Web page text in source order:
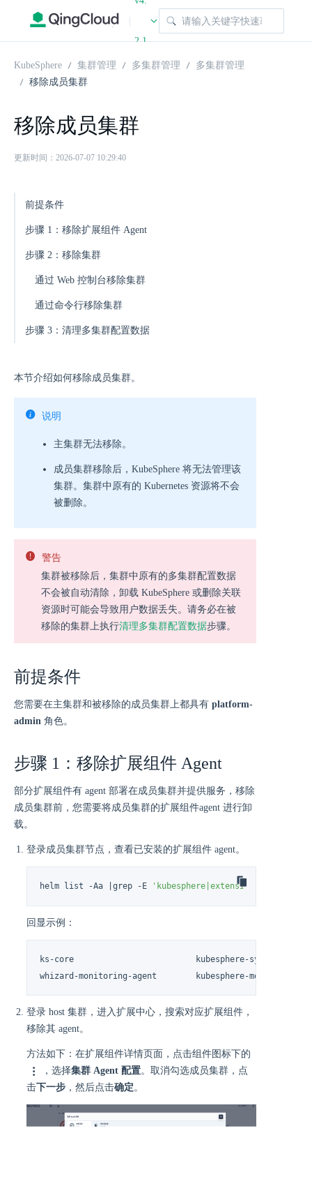
|
2.1
KubeSphere 集群管理 多集群管理
多集群管理
移除成员集群
移除成员集群
更新时间：2026-07-07 10:29:40
前提条件
步骤 1：移除扩展组件 Agent
步骤 2：移除集群
通过 Web 控制台移除集群
通过命令行移除集群
步骤 3：清理多集群配置数据
本节介绍如何移除成员集群。
说明
主集群无法移除。
成员集群移除后，KubeSphere 将无法管理该
集群。集群中原有的 Kubernetes 资源将不会
被删除。
警告
集群被移除后，集群中原有的多集群配置数据
不会被自动清除，卸载 KubeSphere 或删除关联
资源时可能会导致用户数据丢失。请务必在被
移除的集群上执行清理多集群配置数据步骤。
前提条件
您需要在主集群和被移除的成员集群上都具有 platform-
admin 角色。
步骤 1：移除扩展组件 Agent
部分扩展组件有 agent 部署在成员集群并提供服务，移除
成员集群前，您需要将成员集群的扩展组件agent 进行卸
载。
登录成员集群节点，查看已安装的扩展组件 agent。
helm list -Aa |grep -E 'kubesphere|extension'
回显示例：
ks-core                 	kubesphere-system           	1       	2025-11-14 03:10:51.296433006 +0000 UTC	deployed	ks-core-1.2.2                  	v4.2.0-community
登录 host 集群，进入扩展中心，搜索对应扩展组件，
移除其 agent。
方法如下：在扩展组件详情页面，点击组件图标下的
，选择集群 Agent 配置。取消勾选成员集群，点
击下一步 ，然后点击确定。